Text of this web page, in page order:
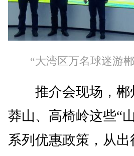
“大湾区万名球迷游
推介会现场，郴
莽山、高椅岭这些“
系列优惠政策，从